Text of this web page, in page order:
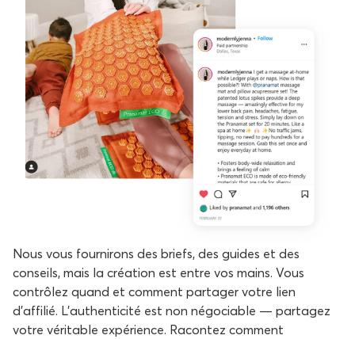
Nous vous fournirons des briefs, des guides et des
conseils, mais la création est entre vos mains. Vous
contrôlez quand et comment partager votre lien
d'affilié. L'authenticité est non négociable — partagez
votre véritable expérience. Racontez comment